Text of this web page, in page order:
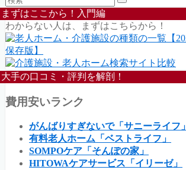
まずはここから！入門編
わからない人は、まずはこちらから！
大手の口コミ・評判を解剖！
費用安いランク
がんばりすぎないで「サニーライフ」
有料老人ホーム「ベストライフ」
SOMPOケア「そんぽの家」
HITOWAケアサービス「イリーゼ」